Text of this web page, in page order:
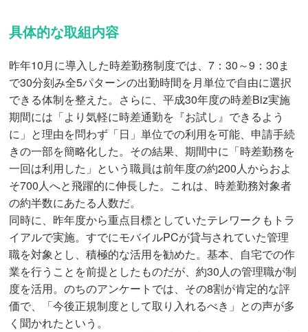
具体的な取組内容
昨年10月に導入した時差勤務制度では、7：30～9：30ま
で30分刻み全5パターンの出勤時間を月単位で自由に選択
できる体制を整えた。さらに、平成30年度の時差Biz実施
期間には「より気軽に時差通勤を『お試し』できるよう
に」と理由を問わず「日」単位での利用を可能、申請手続
きの一部を簡略化した。その結果、期間中に「時差勤務を
一回は利用した」という職員は前年度の約200人からおよ
そ700人へと飛躍的に伸長した。これは、時差勤務対象者
の約半数にあたる人数だ。
同時に、昨年度から重点目標としていたテレワークもトラ
イアルで実施。すでにモバイルPCが貸与されていた管理
職を対象とし、積極的な活用を勧めた。基本、自宅での作
業を行うことを前提としたものだが、約30人の管理職が制
度を活用。のちのアンケートでは、その8割が肯定的な評
価で、「今後正規制度として取り入れるべき」との声が多
く聞かれたという。